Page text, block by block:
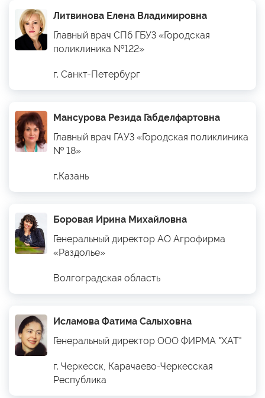
Литвинова Елена Владимировна
Главный врач СПб ГБУЗ «Городская
поликлиника №122»
г. Санкт-Петербург
Мансурова Резида Габделфартовна
Главный врач ГАУЗ «Городская поликлиника
№ 18»
г.Казань
Боровая Ирина Михайловна
Генеральный директор АО Агрофирма
«Раздолье»
Волгоградская область
Исламова Фатима Салыховна
Генеральный директор ООО ФИРМА "ХАТ"
г. Черкесск, Карачаево-Черкесская
Республика